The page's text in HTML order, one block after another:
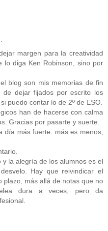
margen para la creatividad
lo diga Ken Robinson, sino por
blog son mis memorias de fin
dejar fijados por escrito los
puedo contar lo de 2º de ESO.
han de hacerse con calma
Gracias por pasarte y suerte.
día más fuerte: más es menos,
y la alegría de los alumnos es el
Hay que reivindicar el
plazo, más allá de notas que no
dura a veces, pero da